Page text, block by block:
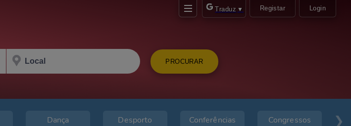
Traduz ▼ Registar Login
PROCURAR
Dança Desporto Conferências Congressos